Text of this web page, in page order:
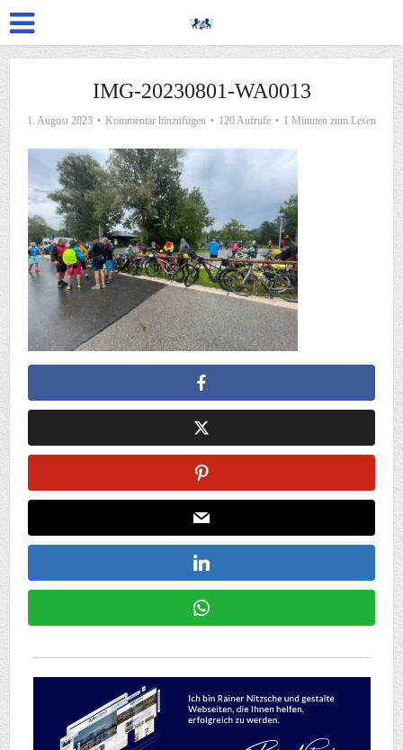
IMG-20230801-WA0013
1. August 2023 Kommentar hinzufügen 120 Aufrufe 1 Minuten zum Lesen